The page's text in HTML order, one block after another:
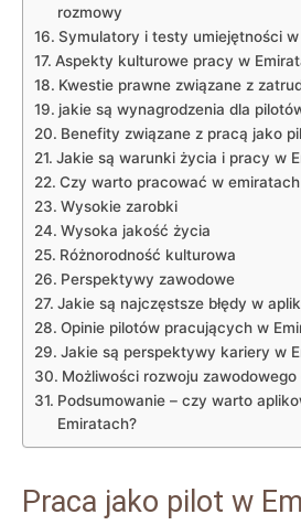
rozmowy
Symulatory i testy umiejętności
Aspekty kulturowe pracy w
Kwestie prawne związane z
jakie są wynagrodzenia dla
Benefity związane z pracą jako
Jakie są warunki życia i pracy w
Czy warto pracować w
Wysokie zarobki
Wysoka jakość życia
Różnorodność kulturowa
Perspektywy zawodowe
Jakie są najczęstsze błędy w
Opinie pilotów pracujących w
Jakie są perspektywy kariery w
Możliwości rozwoju
Podsumowanie – czy warto
Emiratach?
Praca jako pilot w